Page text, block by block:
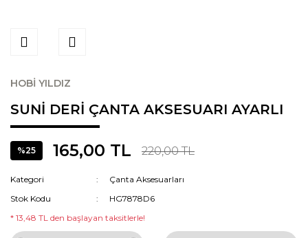
HOBİ YILDIZ
SUNİ DERİ ÇANTA AKSESUARI AYARLI
%25 165,00 TL 220,00 TL
Kategori
Çanta Aksesuarları
Stok Kodu
HG7878D6
* 13,48 TL den başlayan taksitlerle!